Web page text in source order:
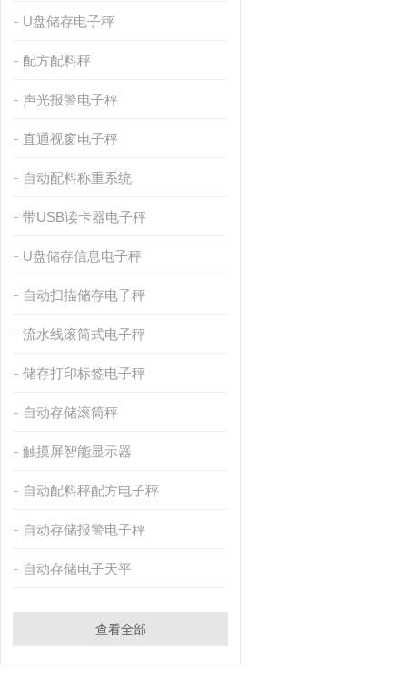
U盘储存电子秤
配方配料秤
声光报警电子秤
直通视窗电子秤
自动配料称重系统
带USB读卡器电子秤
U盘储存信息电子秤
自动扫描储存电子秤
流水线滚筒式电子秤
储存打印标签电子秤
自动存储滚筒秤
触摸屏智能显示器
自动配料秤配方电子秤
自动存储报警电子秤
自动存储电子天平
查看全部